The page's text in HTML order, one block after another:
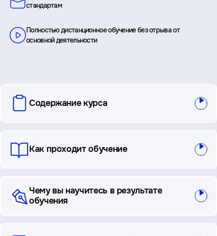
стандартам
Полностью дистанционное обучение без отрыва от
основной деятельности
вопросы
Содержание курса
Как проходит обучение
Чему вы научитесь в результате
обучения